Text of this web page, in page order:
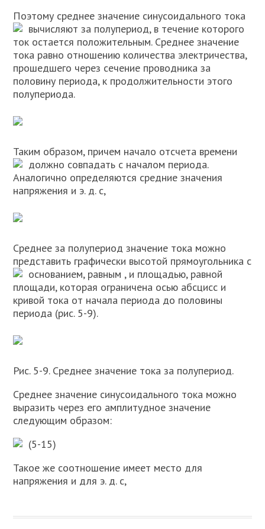
Поэтому среднее значение синусоидального тока
вычисляют за полупериод, в течение которого
ток остается положительным. Среднее значение
тока равно отношению количества электричества,
прошедшего через сечение проводника за
половину периода, к продолжительности этого
полупериода.
Таким образом, причем начало отсчета времени
должно совпадать с началом периода.
Аналогично определяются средние значения
напряжения и э. д. с,
Среднее за полупериод значение тока можно
представить графически высотой прямоугольника с
основанием, равным , и площадью, равной
площади, которая ограничена осью абсцисс и
кривой тока от начала периода до половины
периода (рис. 5-9).
Рис. 5-9. Среднее значение тока за полупериод.
Среднее значение синусоидального тока можно
выразить через его амплитудное значение
следующим образом:
(5-15)
Такое же соотношение имеет место для
напряжения и для э. д. с,